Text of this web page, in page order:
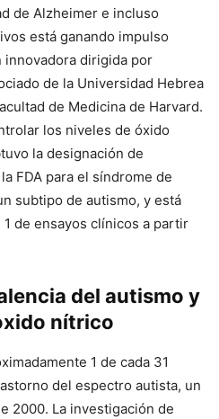
de Alzheimer e incluso
está ganando impulso
innovadora dirigida por
de la Universidad Hebrea
de Medicina de Harvard.
los niveles de óxido
la designación de
FDA para el síndrome de
subtipo de autismo, y está
de ensayos clínicos a partir
del autismo y
nítrico
1 de cada 31
del espectro autista, un
2000. La investigación de